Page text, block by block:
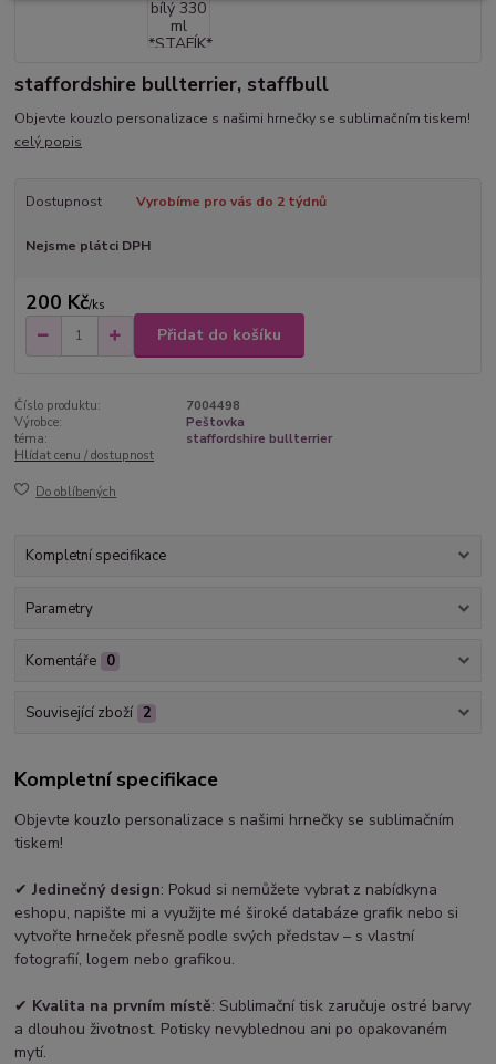
staffordshire bullterrier, staffbull
Objevte kouzlo personalizace s našimi hrnečky se sublimačním tiskem!
celý popis
Dostupnost Vyrobíme pro vás do 2 týdnů
Nejsme plátci DPH
200 Kč/ks
Přidat do košíku
Číslo produktu:
7004498
Výrobce:
Peštovka
téma:
staffordshire bullterrier
Hlídat cenu / dostupnost
Do oblíbených
Kompletní specifikace
Parametry
Komentáře 0
Související zboží 2
Kompletní specifikace
Objevte kouzlo personalizace s našimi hrnečky se sublimačním
tiskem!
✔ Jedinečný design: Pokud si nemůžete vybrat z nabídkyna
eshopu, napište mi a využijte mé široké databáze grafik nebo si
vytvořte hrneček přesně podle svých představ – s vlastní
fotografií, logem nebo grafikou.
✔ Kvalita na prvním místě: Sublimační tisk zaručuje ostré barvy
a dlouhou životnost. Potisky nevyblednou ani po opakovaném
mytí.